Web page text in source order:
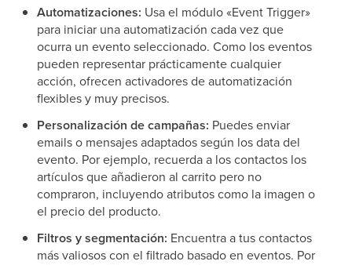
Automatizaciones: Usa el módulo «Event Trigger»
para iniciar una automatización cada vez que
ocurra un evento seleccionado. Como los eventos
pueden representar prácticamente cualquier
acción, ofrecen activadores de automatización
flexibles y muy precisos.
Personalización de campañas: Puedes enviar
emails o mensajes adaptados según los data del
evento. Por ejemplo, recuerda a los contactos los
artículos que añadieron al carrito pero no
compraron, incluyendo atributos como la imagen o
el precio del producto.
Filtros y segmentación: Encuentra a tus contactos
más valiosos con el filtrado basado en eventos. Por